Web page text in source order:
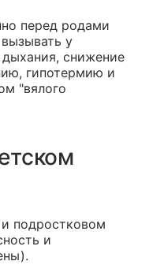
перед родами
у
снижение
гипотермию и
"вялого
подростковом
и